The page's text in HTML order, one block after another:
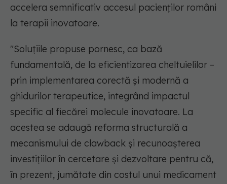
accelera semnificativ accesul pacienților români
la terapii inovatoare.
"Soluțiile propuse pornesc, ca bază
fundamentală, de la eficientizarea cheltuielilor –
prin implementarea corectă și modernă a
ghidurilor terapeutice, integrând impactul
specific al fiecărei molecule inovatoare. La
acestea se adaugă reforma structurală a
mecanismului de clawback și recunoașterea
investițiilor în cercetare și dezvoltare pentru că,
în prezent, jumătate din costul unui medicament